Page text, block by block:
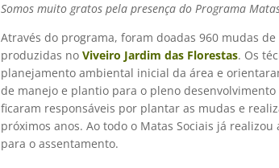
Somos muito gratos pela presença do Programa
Através do programa, foram doadas 960 mudas
produzidas no Viveiro Jardim das Florestas. Os
planejamento ambiental inicial da área e
de manejo e plantio para o pleno
ficaram responsáveis por plantar as mudas e
próximos anos. Ao todo o Matas Sociais já
para o assentamento.